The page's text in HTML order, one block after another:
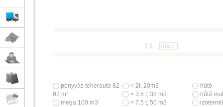
ponyvás teherautó 82-
92 m³
mega 100 m3
< 2t, 20m3
< 3.5 t, 35 m3
< 7.5 t, 50 m3
hűtő
hűtő